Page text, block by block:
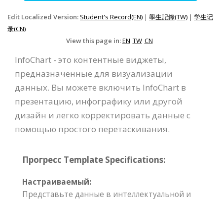
Edit Localized Version: Student's Record(EN) | 學生記錄(TW) | 学生记
录(CN)
View this page in:EN TW CN
InfoChart - это контентные виджеты,
предназначенные для визуализации
данных. Вы можете включить InfoChart в
презентацию, инфографику или другой
дизайн и легко корректировать данные с
помощью простого перетаскивания.
Прогресс Template Specifications:
Настраиваемый:
Представьте данные в интеллектуальной и